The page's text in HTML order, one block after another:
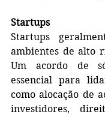
Startups
Startups
ambientes de alto
Um acordo de
essencial para
como alocação de
investidores,